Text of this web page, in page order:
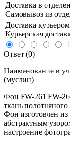
Доставка в
Самовывоз из
Доставка курьером
Курьерская
Ответ (0)
Наименование в
(муслин)
Фон FW-261 FW-
ткань полотняного
Фон изготовлен
абстрактным
настроение